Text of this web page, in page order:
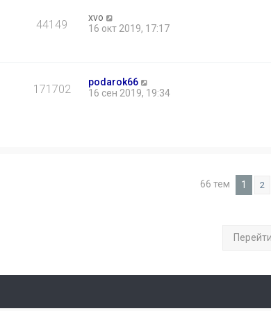
44149
xvo
16 окт 2019, 17:17
171702
podarok66
16 сен 2019, 19:34
66 тем 1 2
Перейти